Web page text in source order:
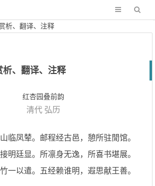
析、翻译、注释
析、翻译、注释
红杏园叠前韵
清代 弘历
临凤辇。邮程经古邑，憩所驻閒馆。
明廷显。所凛身无逸，所喜书堪展。
一以遣。五经赖谁明，遐思献王善。